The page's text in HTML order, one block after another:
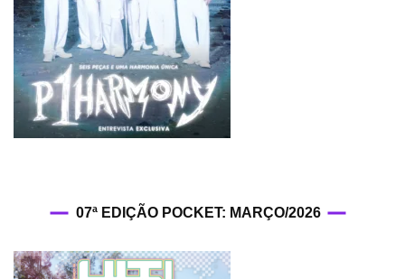
07ª EDIÇÃO POCKET: MARÇO/2026